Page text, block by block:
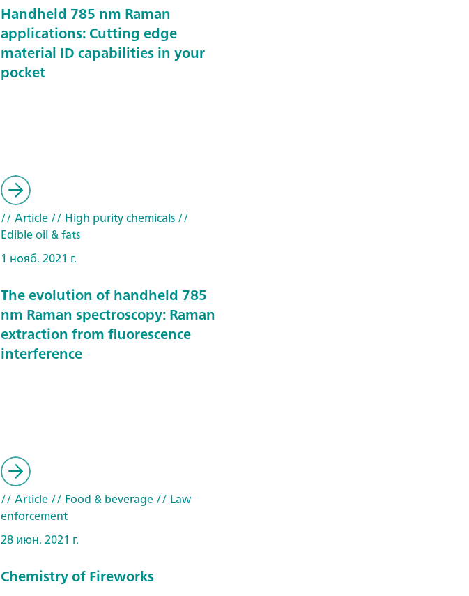
Handheld 785 nm Raman
applications: Cutting edge
material ID capabilities in your
pocket
// Article// High purity chemicals//
Edible oil & fats
1 нояб. 2021 г.
The evolution of handheld 785
nm Raman spectroscopy: Raman
extraction from fluorescence
interference
// Article// Food & beverage// Law
enforcement
28 июн. 2021 г.
Chemistry of Fireworks